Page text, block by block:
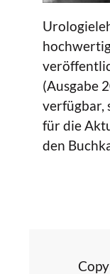
(Ausgabe
verfügbar,
für die
den